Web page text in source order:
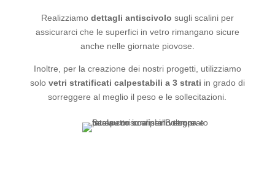
Realizziamo dettagli antiscivolo sugli scalini per
assicurarci che le superfici in vetro rimangano sicure
anche nelle giornate piovose.
Inoltre, per la creazione dei nostri progetti, utilizziamo
solo vetri stratificati calpestabili a 3 strati in grado di
sorreggere al meglio il peso e le sollecitazioni.